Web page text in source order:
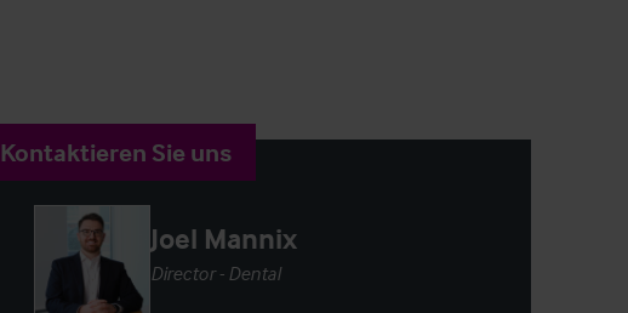
Kontaktieren Sie uns
Joel Mannix
Director - Dental